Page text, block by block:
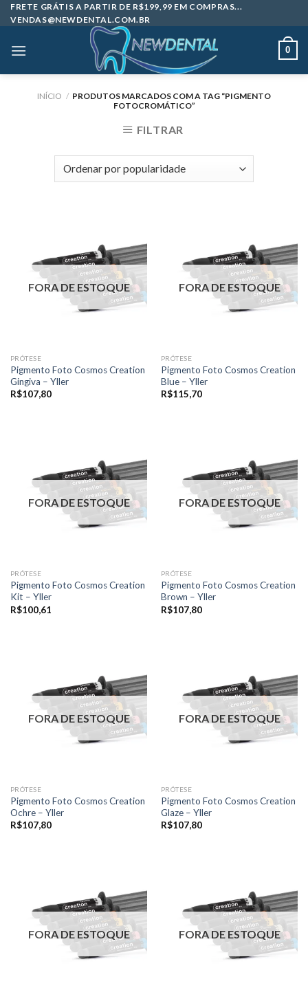
Skip
to
FRETE GRÁTIS A PARTIR DE R$199,99 EM COMPRAS...
VENDAS@NEWDENTAL.COM.BR
0
INÍCIO / PRODUTOS MARCADOS COM A TAG “PIGMENTO
FOTOCROMÁTICO”
FILTRAR
FORA DE ESTOQUE
PRÓTESE
Pigmento Foto Cosmos Creation
Gingiva – Yller
R$107,80
FORA DE ESTOQUE
PRÓTESE
Pigmento Foto Cosmos Creation
Blue – Yller
R$115,70
FORA DE ESTOQUE
PRÓTESE
Pigmento Foto Cosmos Creation
Kit – Yller
R$100,61
FORA DE ESTOQUE
PRÓTESE
Pigmento Foto Cosmos Creation
Brown – Yller
R$107,80
FORA DE ESTOQUE
PRÓTESE
Pigmento Foto Cosmos Creation
Ochre – Yller
R$107,80
FORA DE ESTOQUE
PRÓTESE
Pigmento Foto Cosmos Creation
Glaze – Yller
R$107,80
FORA DE ESTOQUE FORA DE ESTOQUE